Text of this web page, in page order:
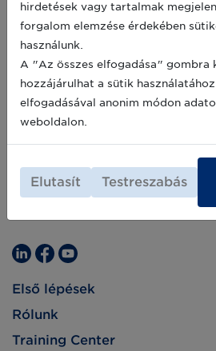
Első lépések
Rólunk
Training Center
hirdetések vagy tartalmak
forgalom elemzése érdekében
használunk.
A "Az összes elfogadása" gombra
hozzájárulhat a sütik
elfogadásával anonim módon
weboldalon.
Elutasít Testreszabás